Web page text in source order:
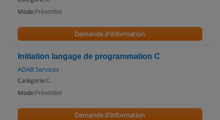
Mode: Présentiel
Demande d'information
Initiation langage de programmation C
ADAB Services
Catégorie:C
Mode: Présentiel
Demande d'information